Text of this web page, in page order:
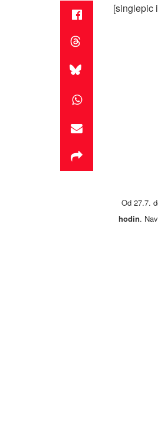
[singlepic
Od 27.7.
hodin.